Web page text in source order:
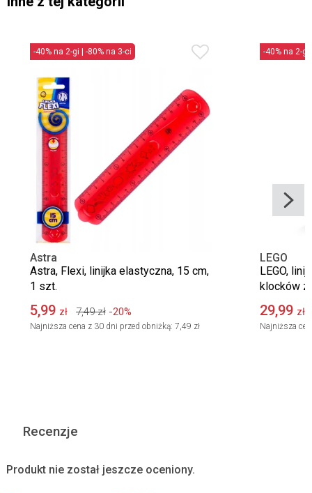
-40% na 2-gi | -80% na 3-ci
Astra
Astra, Flexi, linijka elastyczna, 15 cm,
1 szt.
5,99 zł 7,49 zł -20%
Najniższa cena z 30 dni przed obniżką: 7,49 zł
-40% na 2-gi
LEGO
LEGO,
klocków z
29,99 zł
Najniższa
Recenzje
Produkt nie został jeszcze oceniony.